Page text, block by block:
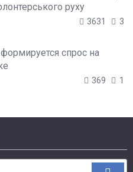
руху
3631 3
спрос на
369 1